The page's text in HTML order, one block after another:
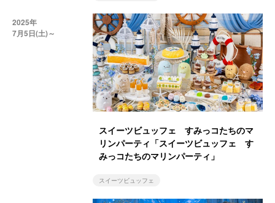
2025年
7月5日(土)～
スイーツビュッフェ すみっコたちのマ
リンパーティ「スイーツビュッフェ す
みっコたちのマリンパーティ」
スイーツビュッフェ